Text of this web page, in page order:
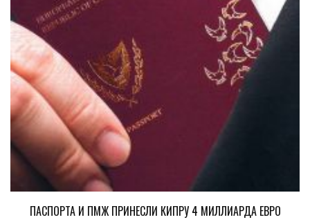
ПАСПОРТА И ПМЖ ПРИНЕСЛИ КИПРУ 4 МИЛЛИАРДА ЕВРО